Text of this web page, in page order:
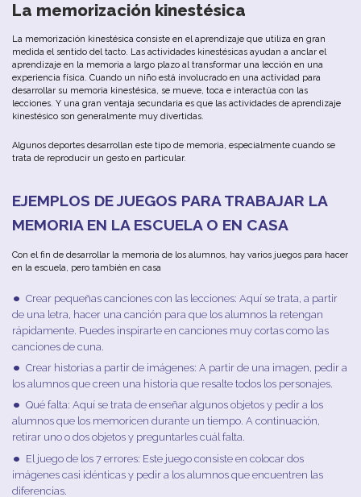
La memorización kinestésica
La memorización kinestésica consiste en el aprendizaje que utiliza en gran
medida el sentido del tacto. Las actividades kinestésicas ayudan a anclar el
aprendizaje en la memoria a largo plazo al transformar una lección en una
experiencia física. Cuando un niño está involucrado en una actividad para
desarrollar su memoria kinestésica, se mueve, toca e interactúa con las
lecciones. Y una gran ventaja secundaria es que las actividades de aprendizaje
kinestésico son generalmente muy divertidas.
Algunos deportes desarrollan este tipo de memoria, especialmente cuando se
trata de reproducir un gesto en particular.
EJEMPLOS DEJUEGOS PARA TRABAJAR LA
MEMORIA EN LA ESCUELA O EN CASA
Con el fin de desarrollar la memoria de los alumnos, hay varios juegos para hacer
en la escuela, pero también en casa
Crear pequeñas canciones con las lecciones: Aquí se trata a partir
de una letra hacer una canción para que los alumnos la retengan
rápidamente Puedes inspirarte en canciones muy cortas como las
canciones de cuna.
Crear historias a partir de imágenes: A partir de una imagen, pedir a
los alumnos que creen una historia que resalte todos los personajes.
Qué falta: Aquí se trata de enseñar algunos objetos y pedir a los
alumnos que los memoricen durante un tiempo. A continuación,
retirar uno o dos objetos y preguntarles cuál falta.
El juego de los 7 errores: Este juego consiste en colocar dos
imágenes casi idénticas y pedir a los alumnos que encuentren las
diferencias